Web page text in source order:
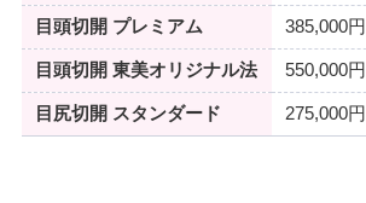
目頭切開 プレミアム 385,000円
目頭切開 東美オリジナル法 550,000円
目尻切開 スタンダード 275,000円